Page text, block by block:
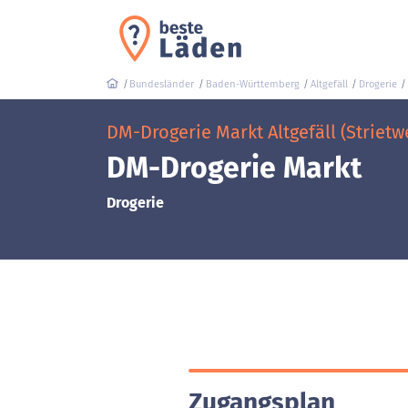
Bundesländer Baden-Württemberg Altgefäll Drogerie
DM-Drogerie Markt Altgefäll
DM-Drogerie Markt
Drogerie